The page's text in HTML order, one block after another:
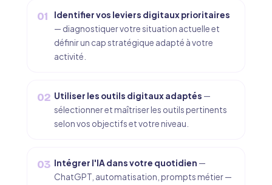
01
Identifier vos leviers digitaux prioritaires
— diagnostiquer votre situation actuelle et
définir un cap stratégique adapté à votre
activité.
02 Utiliser les outils digitaux adaptés —
sélectionner et maîtriser les outils pertinents
selon vos objectifs et votre niveau.
03 Intégrer l'IA dans votre quotidien —
ChatGPT, automatisation, prompts métier —